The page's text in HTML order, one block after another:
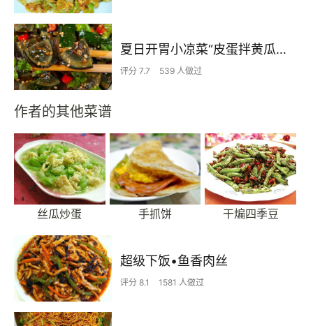
夏日开胃小凉菜“皮蛋拌黄瓜🥒”开胃减脂
评分 7.7 539 人做过
作者的其他菜谱
丝瓜炒蛋 手抓饼 干煸四季豆
超级下饭•鱼香肉丝
评分 8.1 1581 人做过